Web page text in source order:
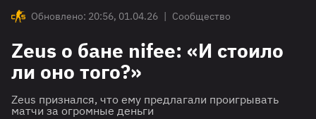
Обновлено: 20:56, 01.04.26 | Сообщество
Zeus о бане nifee: «И стоило
ли оно того?»
Zeus признался, что ему предлагали проигрывать
матчи за огромные деньги